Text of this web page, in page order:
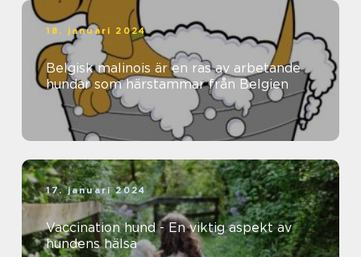
18. januari 2024
Belgisk malinois är en ras av arbetande
hundar som härstammar från Belgien
17. januari 2024
Vaccination hund - En viktig aspekt av
hundens hälsa